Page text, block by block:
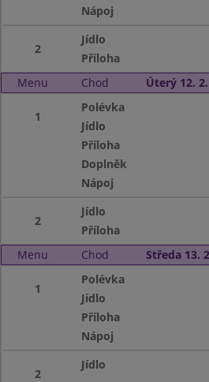
Nápoj
2
Jídlo
Příloha
Menu
Chod Úterý 12.
1
Polévka
Jídlo
Příloha
Doplněk
Nápoj
2
Jídlo
Příloha
Menu
Chod Středa 13.
1
Polévka
Jídlo
Příloha
Nápoj
2
Jídlo